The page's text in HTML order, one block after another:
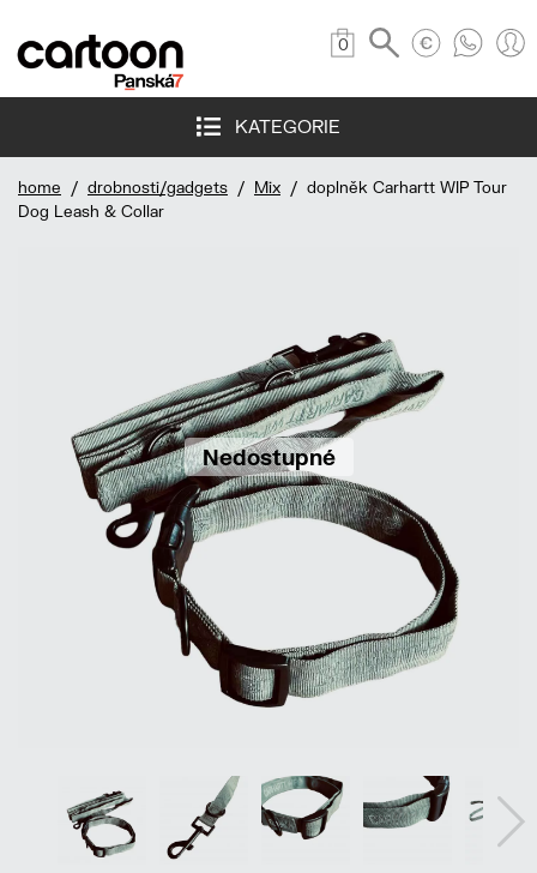
0
KATEGORIE
home / drobnosti/gadgets / Mix / doplněk Carhartt WIP Tour
Dog Leash & Collar
Nedostupné